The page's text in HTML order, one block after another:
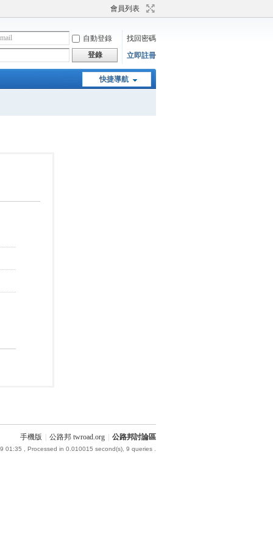
會員列表
自動登錄
找回密碼
登錄 立即註冊
快捷導航
手機版 公路邦 twroad.org 公路邦討論區
01:35 , Processed in 0.010015 second(s), 9 queries .